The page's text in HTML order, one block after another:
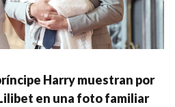
Harry muestran por
en una foto familiar